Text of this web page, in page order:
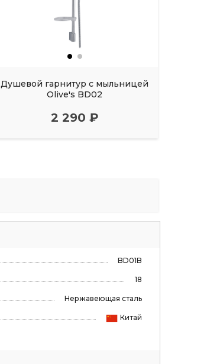
Душевой гарнитур с мыльницей
Olive's BD02
2 290 ₽
BD01B
18
Нержавеющая сталь
Китай